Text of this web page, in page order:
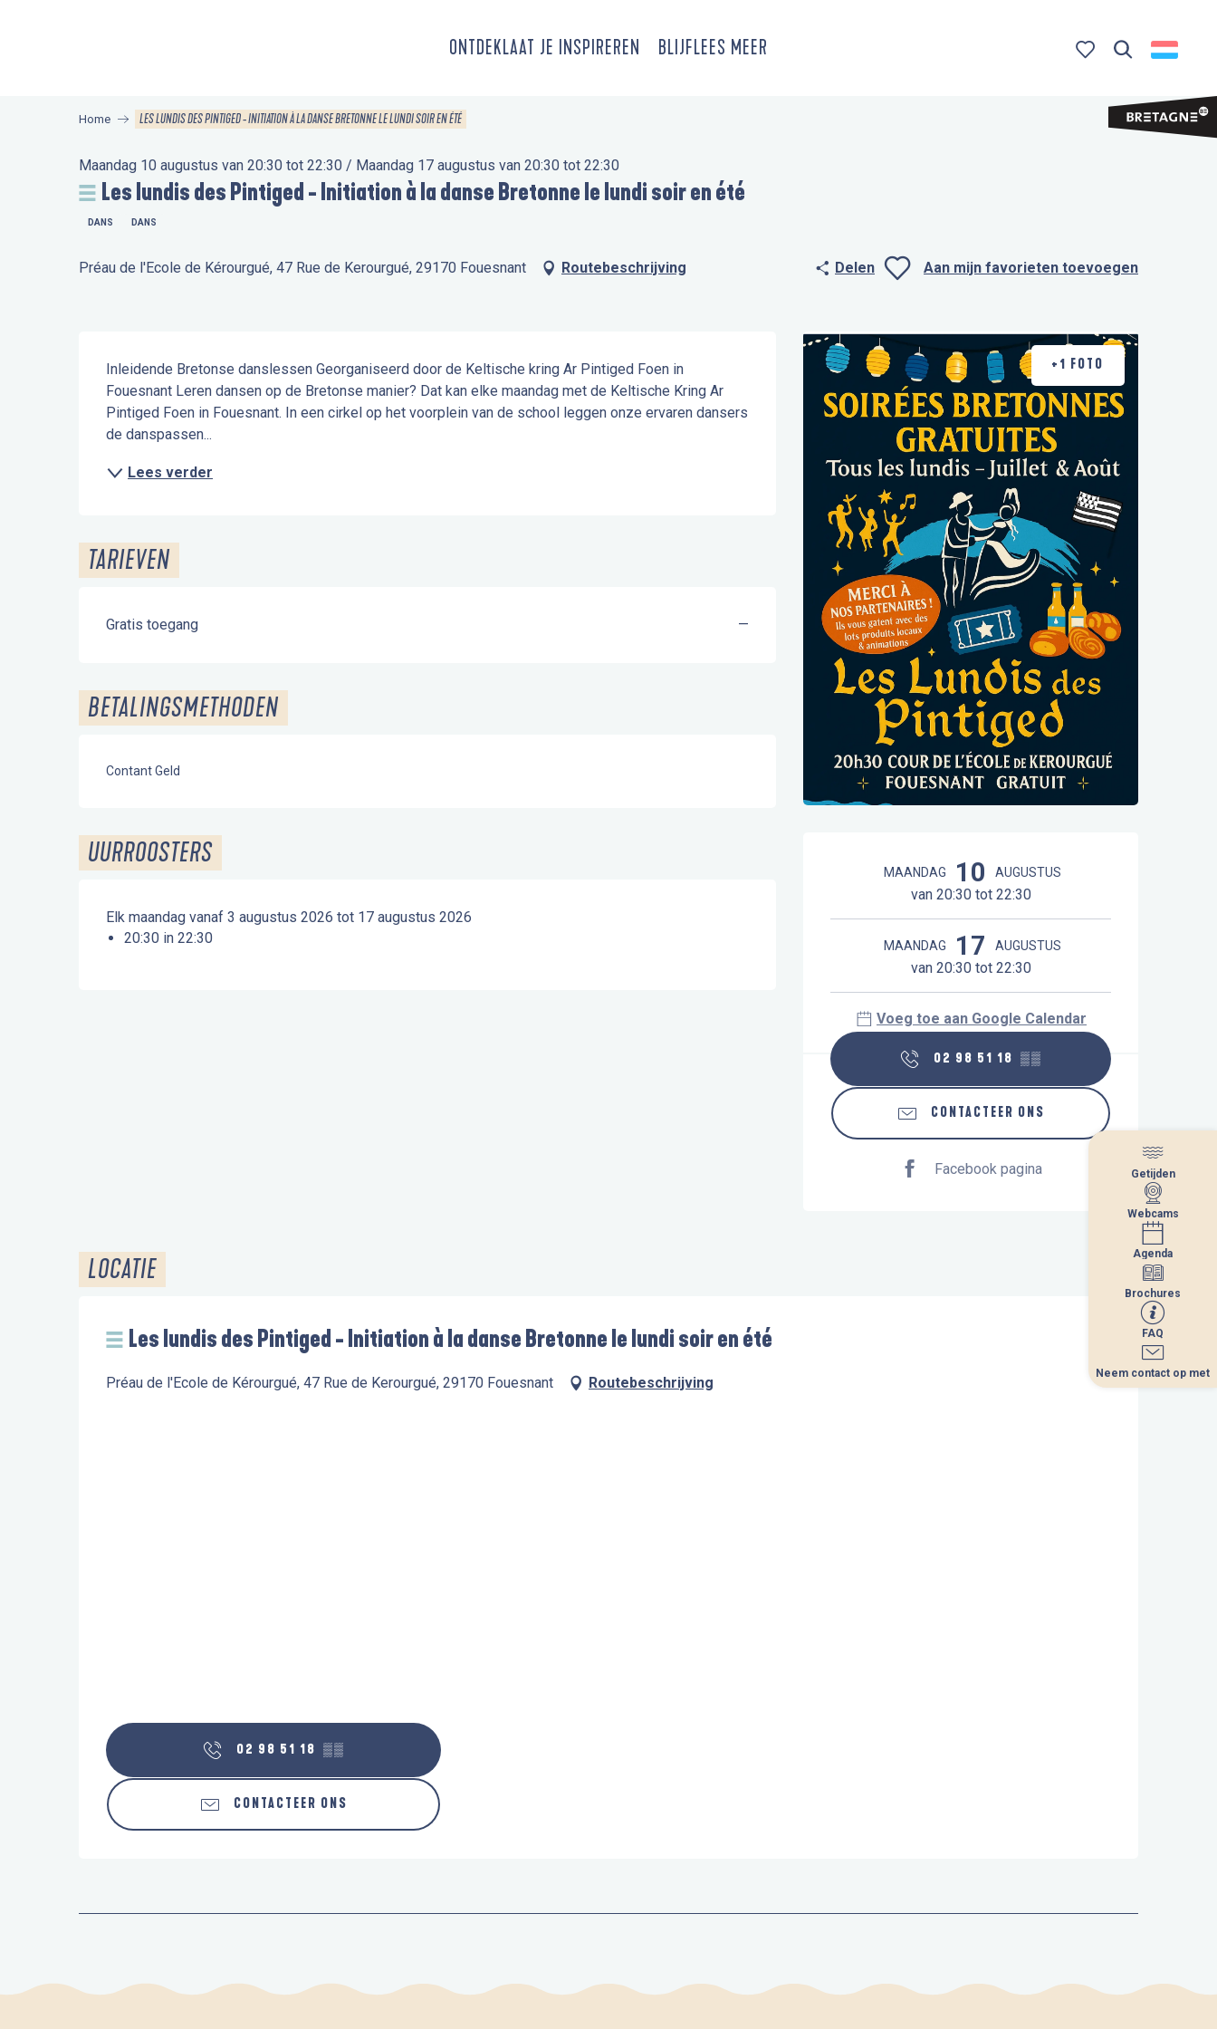
ONTDEKLAAT JE INSPIREREN BLIJFLEES MEER
Getijden
Webcams
Agenda
Brochures
FAQ
Neem contact op met
Home LES LUNDIS DES PINTIGED - INITIATION À LA DANSE BRETONNE LE LUNDI SOIR EN ÉTÉ
Maandag 10 augustus van 20:30 tot 22:30 / Maandag 17 augustus van 20:30 tot 22:30
Les lundis des Pintiged - Initiation à la danse Bretonne le lundi soir en été
DANS DANS
Préau de l'Ecole de Kérourgué, 47 Rue de Kerourgué, 29170 Fouesnant Routebeschrijving Delen Aan mijn favorieten toevoegen
+1 FOTO
Openingstijden en
MAANDAG 10 AUGUSTUS
van 20:30 tot 22:30
MAANDAG 17 AUGUSTUS
van 20:30 tot 22:30
Voeg toe aan Google Calendar
02 98 51 18 ▒▒
CONTACTEER ONS
Facebook pagina
Beschrijving
Inleidende Bretonse danslessen Georganiseerd door de Keltische kring Ar Pintiged Foen in
Fouesnant Leren dansen op de Bretonse manier? Dat kan elke maandag met de Keltische Kring Ar
Pintiged Foen in Fouesnant. In een cirkel op het voorplein van de school leggen onze ervaren dansers
de danspassen...
Lees verder
TARIEVEN
Gratis toegang —
BETALINGSMETHODEN
Contant Geld
UURROOSTERS
Elk maandag vanaf 3 augustus 2026 tot 17 augustus 2026
20:30 in 22:30
LOCATIE
Les lundis des Pintiged - Initiation à la danse Bretonne le lundi soir en été
Préau de l'Ecole de Kérourgué, 47 Rue de Kerourgué, 29170 Fouesnant Routebeschrijving
02 98 51 18 ▒▒
CONTACTEER ONS